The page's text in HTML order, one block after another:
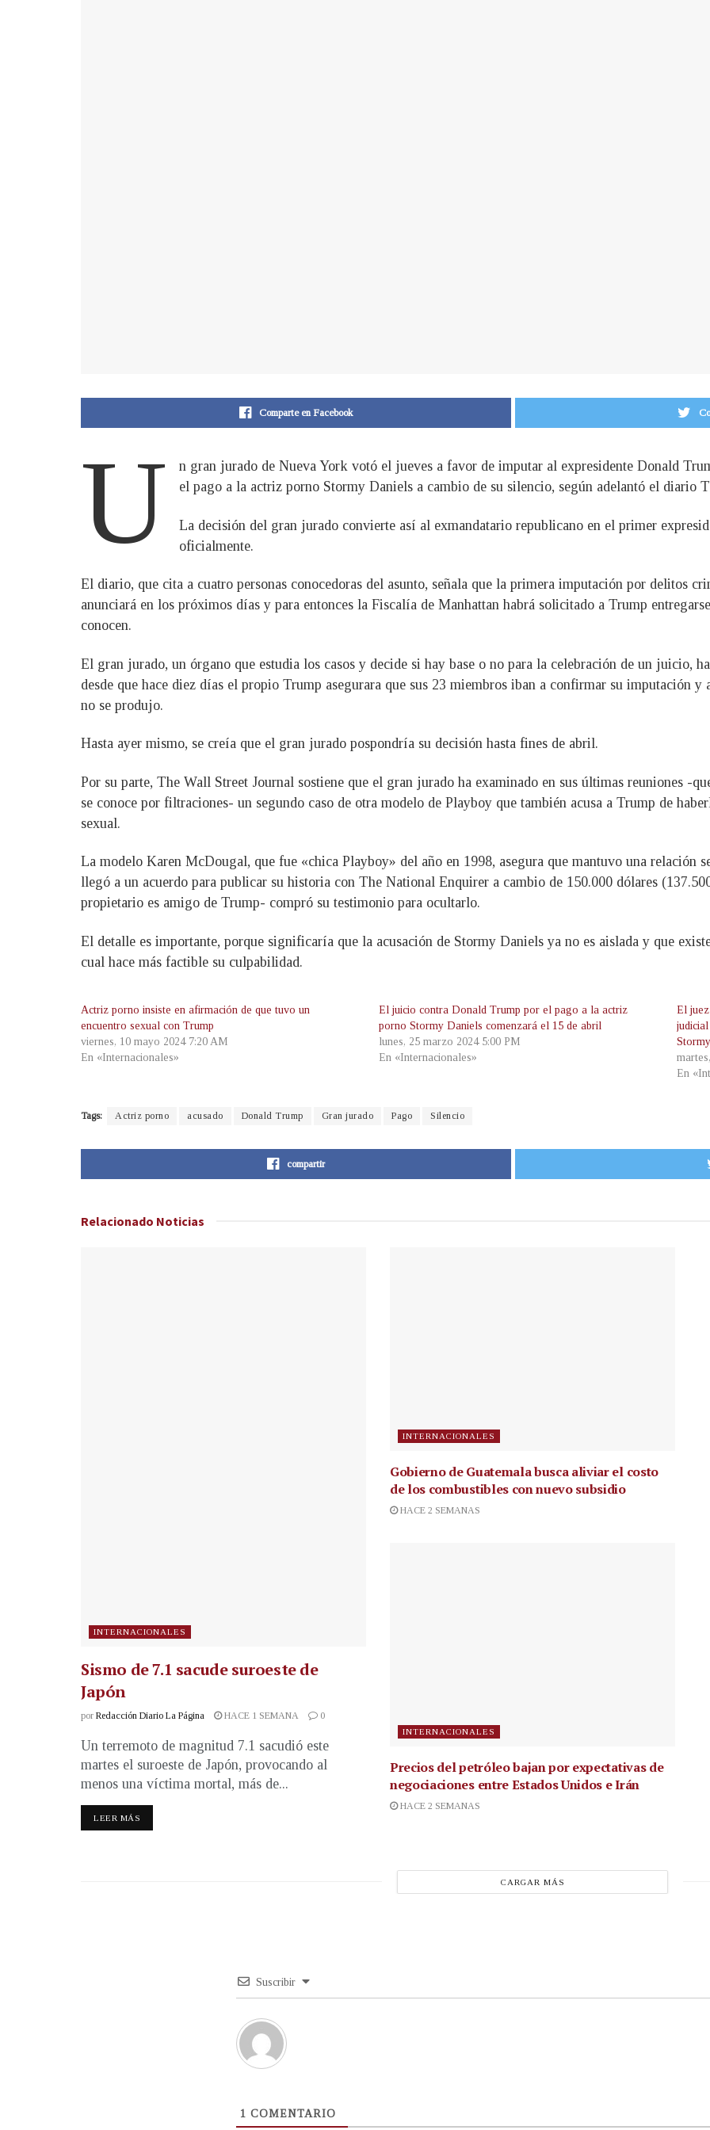
Comparte en Facebook
U
n gran jurado de Nueva York votó el jueves a favor de imputar al expresidente Donald
el pago a la actriz porno Stormy Daniels a cambio de su silencio, según adelantó el diario
La decisión del gran jurado convierte así al exmandatario republicano en el primer
oficialmente.
El diario, que cita a cuatro personas conocedoras del asunto, señala que la primera imputación por delitos
anunciará en los próximos días y para entonces la Fiscalía de Manhattan habrá solicitado a Trump
conocen.
El gran jurado, un órgano que estudia los casos y decide si hay base o no para la celebración de un juicio,
desde que hace diez días el propio Trump asegurara que sus 23 miembros iban a confirmar su imputación
no se produjo.
Hasta ayer mismo, se creía que el gran jurado pospondría su decisión hasta fines de abril.
Por su parte, The Wall Street Journal sostiene que el gran jurado ha examinado en sus últimas reuniones -
se conoce por filtraciones- un segundo caso de otra modelo de Playboy que también acusa a Trump de
sexual.
La modelo Karen McDougal, que fue «chica Playboy» del año en 1998, asegura que mantuvo una relación
llegó a un acuerdo para publicar su historia con The National Enquirer a cambio de 150.000 dólares
propietario es amigo de Trump- compró su testimonio para ocultarlo.
El detalle es importante, porque significaría que la acusación de Stormy Daniels ya no es aislada y que
cual hace más factible su culpabilidad.
Actriz porno insiste en afirmación de que tuvo un
encuentro sexual con Trump
viernes, 10 mayo 2024 7:20 AM
En «Internacionales»
El juicio contra Donald Trump por el pago a la actriz
porno Stormy Daniels comenzará el 15 de abril
lunes, 25 marzo 2024 5:00 PM
En «Internacionales»
El
En
Tags: Actriz porno acusado Donald Trump Gran jurado Pago Silencio
compartir
Relacionado Noticias
INTERNACIONALES
Sismo de 7.1 sacude suroeste de
Japón
por Redacción Diario La Página HACE 1 SEMANA 0
Un terremoto de magnitud 7.1 sacudió este
martes el suroeste de Japón, provocando al
menos una víctima mortal, más de...
LEER MÁS
INTERNACIONALES
Gobierno de Guatemala busca aliviar el costo
de los combustibles con nuevo subsidio
HACE 2 SEMANAS
INTERNACIONALES
Precios del petróleo bajan por expectativas de
negociaciones entre Estados Unidos e Irán
HACE 2 SEMANAS
CARGAR MÁS
Suscribir
1 COMENTARIO